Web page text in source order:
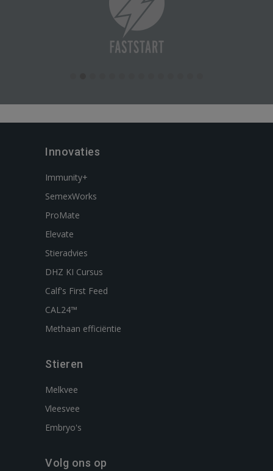
Innovaties
Immunity+
SemexWorks
ProMate
Elevate
Stieradvies
DHZ KI Cursus
Calf's First Feed
CAL24™
Methaan efficiëntie
Stieren
Melkvee
Vleesvee
Embryo's
Volg ons op